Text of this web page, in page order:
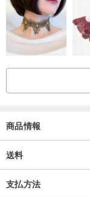
商品情報
送料
支払方法